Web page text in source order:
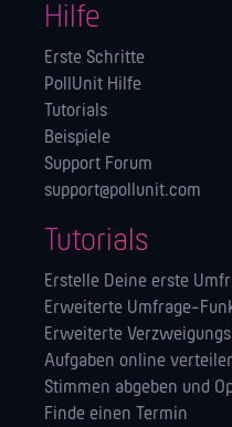
Hilfe
Erste Schritte
PollUnit Hilfe
Tutorials
Beispiele
Support Forum
support@pollunit.com
Tutorials
Erstelle Deine erste
Erweiterte Umfrage-
Erweiterte
Aufgaben online
Stimmen abgeben und
Finde einen Termin